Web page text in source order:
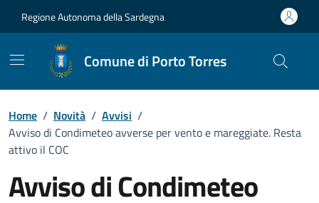
Regione Autonoma della Sardegna
Comune di Porto Torres
Home / Novità / Avvisi /
Avviso di Condimeteo avverse per vento e mareggiate. Resta
attivo il COC
Avviso di Condimeteo